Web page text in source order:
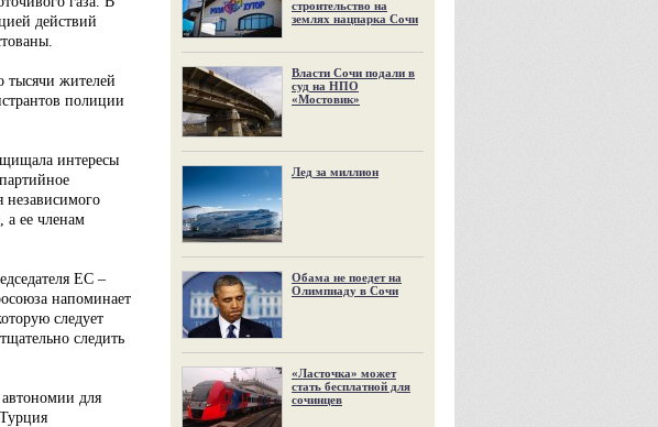
действий
тысячи жителей
полиции
интересы
независимого
а ее членам
ЕС –
напоминает
следует
следить
для
строительство на
землях нацпарка Сочи
Власти Сочи подали в
суд на НПО
«Мостовик»
Лед за миллион
Обама не поедет на
Олимпиаду в Сочи
«Ласточка» может
стать бесплатной для
сочинцев